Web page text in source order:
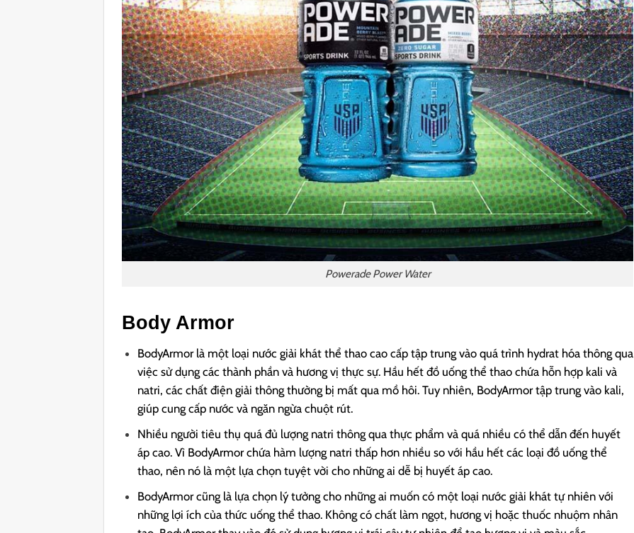
Powerade Power Water
Body Armor
BodyArmor là một loại nước giải khát thể thao cao cấp tập trung vào quá trình hydrat hóa thông qua
việc sử dụng các thành phần và hương vị thực sự. Hầu hết đồ uống thể thao chứa hỗn hợp kali và
natri, các chất điện giải thông thường bị mất qua mồ hôi. Tuy nhiên, BodyArmor tập trung vào kali,
giúp cung cấp nước và ngăn ngừa chuột rút.
Nhiều người tiêu thụ quá đủ lượng natri thông qua thực phẩm và quá nhiều có thể dẫn đến huyết
áp cao. Vì BodyArmor chứa hàm lượng natri thấp hơn nhiều so với hầu hết các loại đồ uống thể
thao, nên nó là một lựa chọn tuyệt vời cho những ai dễ bị huyết áp cao.
BodyArmor cũng là lựa chọn lý tưởng cho những ai muốn có một loại nước giải khát tự nhiên với
những lợi ích của thức uống thể thao. Không có chất làm ngọt, hương vị hoặc thuốc nhuộm nhân